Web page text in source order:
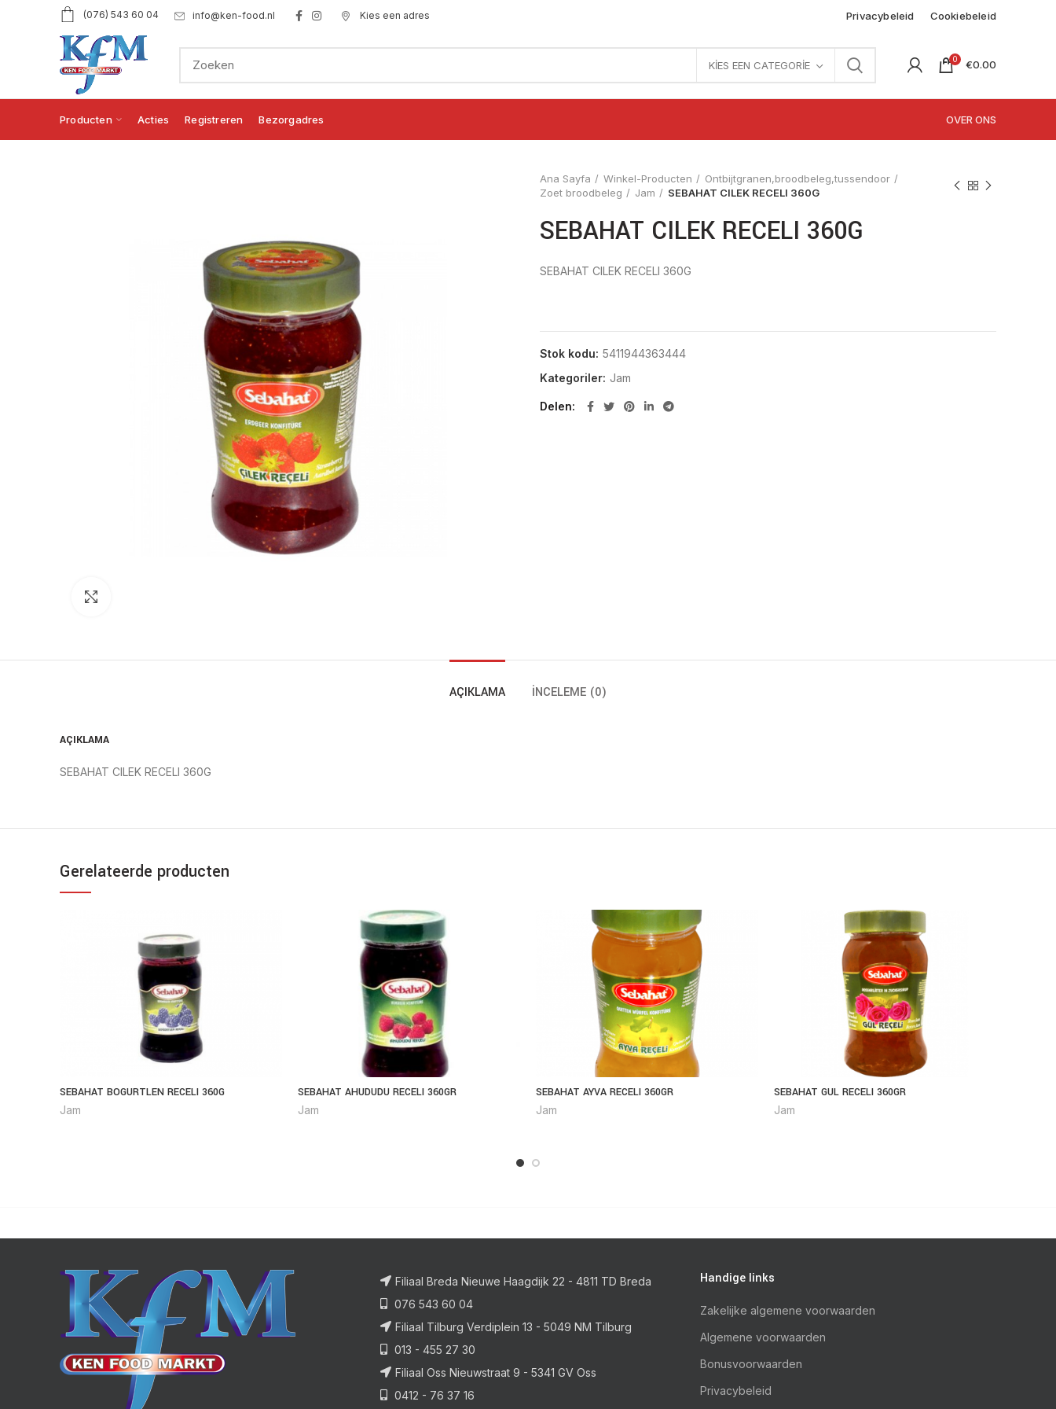
(076) 543 60 04 info@ken-food.nl Kies een adres Privacybeleid Cookiebeleid
KIES EEN CATEGORIE 0 €0.00
Producten Acties Registreren Bezorgadres OVER ONS
Ana Sayfa Winkel-Producten
Ontbijtgranen,broodbeleg,tussendoor
Zoet broodbeleg
Jam SEBAHAT CILEK RECELI 360G
SEBAHAT CILEK RECELI 360G
SEBAHAT CILEK RECELI 360G
Stok kodu: 5411944363444
Kategoriler: Jam
Delen
AÇIKLAMA İNCELEME (0)
AÇIKLAMA
SEBAHAT CILEK RECELI 360G
Gerelateerde producten
SEBAHAT BOGURTLEN RECELI 360G
Jam
SEBAHAT AHUDUDU RECELI 360GR
Jam
SEBAHAT AYVA RECELI 360GR
Jam
SEBAHAT GUL RECELI 360GR
Jam
Filiaal Breda Nieuwe Haagdijk 22 - 4811 TD Breda
076 543 60 04
Filiaal Tilburg Verdiplein 13 - 5049 NM Tilburg
013 - 455 27 30
Filiaal Oss Nieuwstraat 9 - 5341 GV Oss
0412 - 76 37 16
Handige links
Zakelijke algemene voorwaarden
Algemene voorwaarden
Bonusvoorwaarden
Privacybeleid